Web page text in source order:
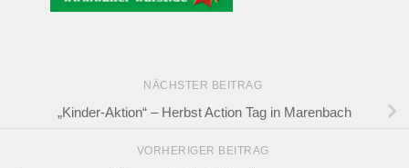
NÄCHSTER BEITRAG
„Kinder-Aktion“ – Herbst Action Tag in Marenbach
VORHERIGER BEITRAG